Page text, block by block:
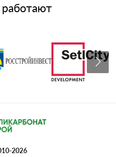
2026